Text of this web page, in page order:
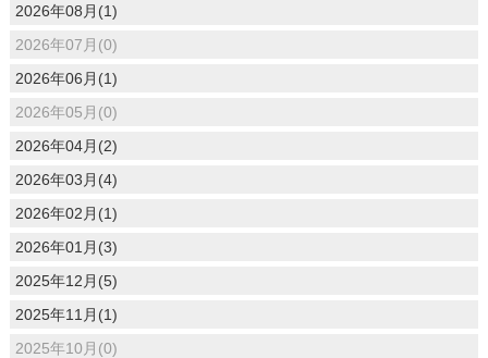
2026年08月(1)
2026年07月(0)
2026年06月(1)
2026年05月(0)
2026年04月(2)
2026年03月(4)
2026年02月(1)
2026年01月(3)
2025年12月(5)
2025年11月(1)
2025年10月(0)